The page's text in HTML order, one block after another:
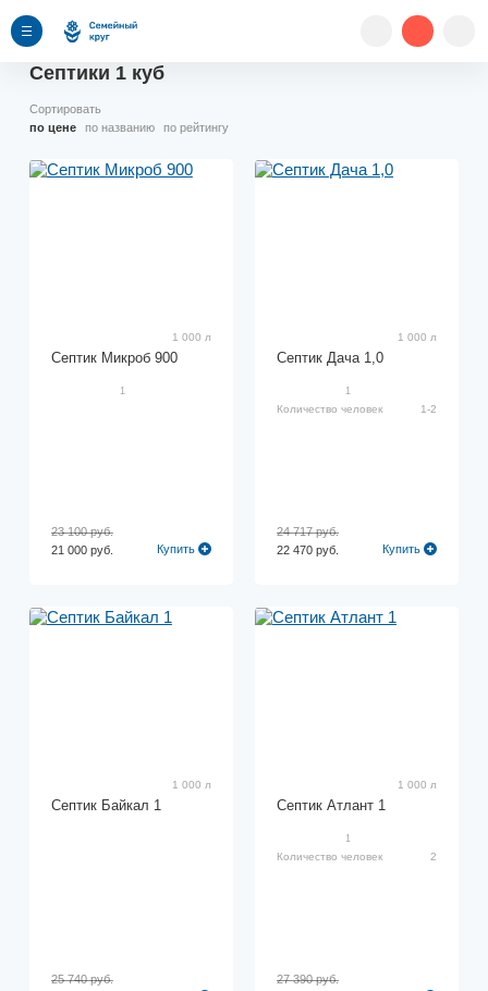
Септики 1 куб
Сортировать
по цене
по названию по рейтингу
1 000 л
Септик Микроб 900
1
21 000 руб.
23 100 руб.
Купить
1 000 л
Септик Дача 1,0
1
Количество человек 1-2
22 470 руб.
24 717 руб.
Купить
1 000 л
Септик Байкал 1
25 740 руб.
1 000 л
Септик Атлант 1
1
Количество человек 2
27 390 руб.